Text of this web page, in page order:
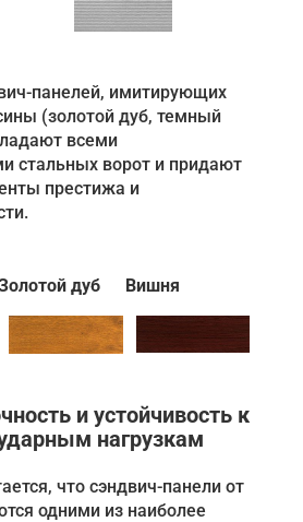
панелей, имитирующих
(золотой дуб, темный
всеми
стальных ворот и придают
престижа и
дуб Вишня
и устойчивость к
нагрузкам
что сэндвич-панели от
одними из наиболее